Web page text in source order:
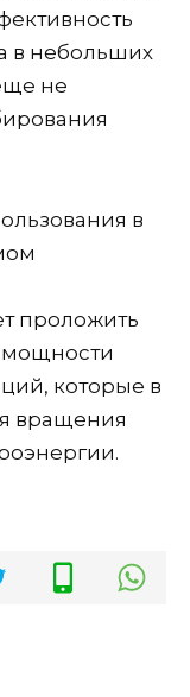
в небольших
не
в
проложить
мощности
которые в
вращения